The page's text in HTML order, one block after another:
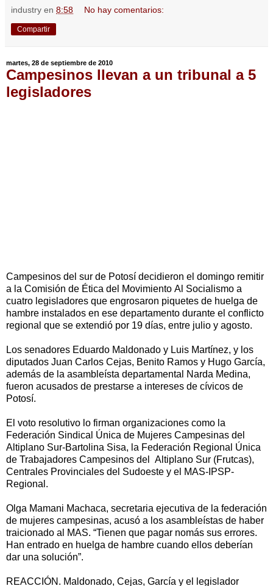
industry en 8:58 No hay comentarios:
Compartir
martes, 28 de septiembre de 2010
Campesinos llevan a un tribunal a 5
legisladores
Campesinos del sur de Potosí decidieron el domingo remitir
a la Comisión de Ética del Movimiento Al Socialismo a
cuatro legisladores que engrosaron piquetes de huelga de
hambre instalados en ese departamento durante el conflicto
regional que se extendió por 19 días, entre julio y agosto.
Los senadores Eduardo Maldonado y Luis Martínez, y los
diputados Juan Carlos Cejas, Benito Ramos y Hugo García,
además de la asambleísta departamental Narda Medina,
fueron acusados de prestarse a intereses de cívicos de
Potosí.
El voto resolutivo lo firman organizaciones como la
Federación Sindical Única de Mujeres Campesinas del
Altiplano Sur-Bartolina Sisa, la Federación Regional Única
de Trabajadores Campesinos del Altiplano Sur (Frutcas),
Centrales Provinciales del Sudoeste y el MAS-IPSP-
Regional.
Olga Mamani Machaca, secretaria ejecutiva de la federación
de mujeres campesinas, acusó a los asambleístas de haber
traicionado al MAS. “Tienen que pagar nomás sus errores.
Han entrado en huelga de hambre cuando ellos deberían
dar una solución”.
REACCIÓN. Maldonado, Cejas, García y el legislador